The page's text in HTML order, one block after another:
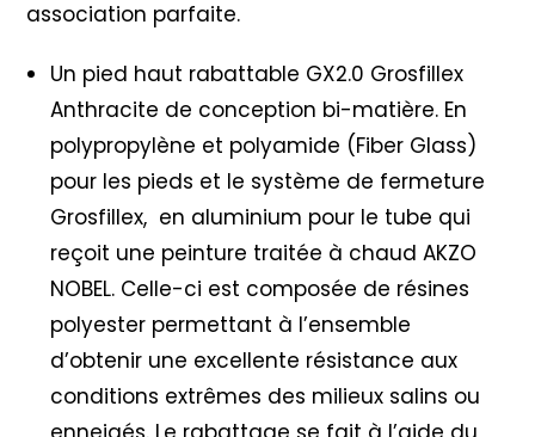
association parfaite.
Un pied haut rabattable GX2.0 Grosfillex
Anthracite de conception bi-matière. En
polypropylène et polyamide (Fiber Glass)
pour les pieds et le système de fermeture
Grosfillex, en aluminium pour le tube qui
reçoit une peinture traitée à chaud AKZO
NOBEL. Celle-ci est composée de résines
polyester permettant à l’ensemble
d’obtenir une excellente résistance aux
conditions extrêmes des milieux salins ou